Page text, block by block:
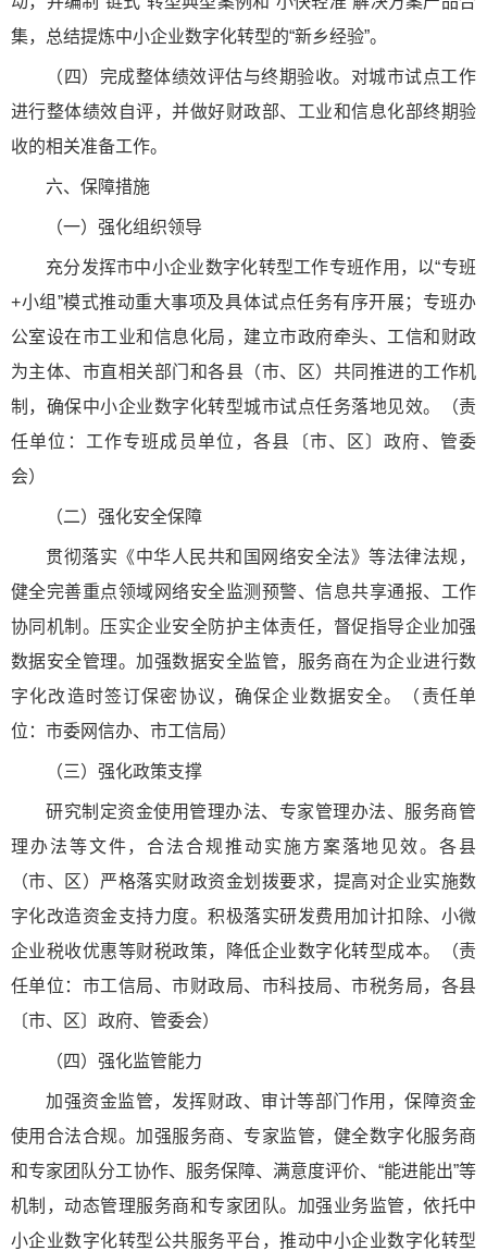
集，总结提炼中小企业数字化转型的“新乡经验”。
（四）完成整体绩效评估与终期验收。对城市试点工作
进行整体绩效自评，并做好财政部、工业和信息化部终期验
收的相关准备工作。
六、保障措施
（一）强化组织领导
充分发挥市中小企业数字化转型工作专班作用，以“专班
+小组”模式推动重大事项及具体试点任务有序开展；专班办
公室设在市工业和信息化局，建立市政府牵头、工信和财政
为主体、市直相关部门和各县（市、区）共同推进的工作机
制，确保中小企业数字化转型城市试点任务落地见效。（责
任单位：工作专班成员单位，各县〔市、区〕政府、管委
会）
（二）强化安全保障
贯彻落实《中华人民共和国网络安全法》等法律法规，
健全完善重点领域网络安全监测预警、信息共享通报、工作
协同机制。压实企业安全防护主体责任，督促指导企业加强
数据安全管理。加强数据安全监管，服务商在为企业进行数
字化改造时签订保密协议，确保企业数据安全。（责任单
位：市委网信办、市工信局）
（三）强化政策支撑
研究制定资金使用管理办法、专家管理办法、服务商管
理办法等文件，合法合规推动实施方案落地见效。各县
（市、区）严格落实财政资金划拨要求，提高对企业实施数
字化改造资金支持力度。积极落实研发费用加计扣除、小微
企业税收优惠等财税政策，降低企业数字化转型成本。（责
任单位：市工信局、市财政局、市科技局、市税务局，各县
〔市、区〕政府、管委会）
（四）强化监管能力
加强资金监管，发挥财政、审计等部门作用，保障资金
使用合法合规。加强服务商、专家监管，健全数字化服务商
和专家团队分工协作、服务保障、满意度评价、“能进能出”等
机制，动态管理服务商和专家团队。加强业务监管，依托中
小企业数字化转型公共服务平台，推动中小企业数字化转型